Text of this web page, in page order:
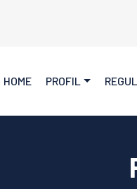
HOME PROFIL